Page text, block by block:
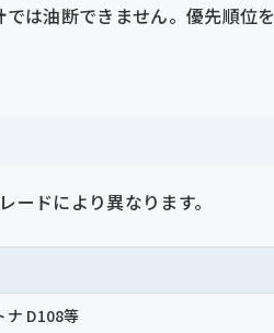
は油断できません。優先順位を
ドにより異なります。
ナ D108等